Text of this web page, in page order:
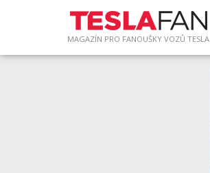
MAGAZÍN PRO FANOUŠKY VOZŮ TESLA